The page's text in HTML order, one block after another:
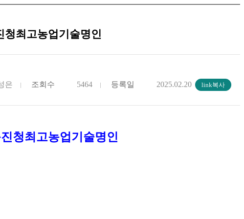
최고농업기술명인
은 조회수 5464 등록일 2025.02.20
청최고농업기술명인